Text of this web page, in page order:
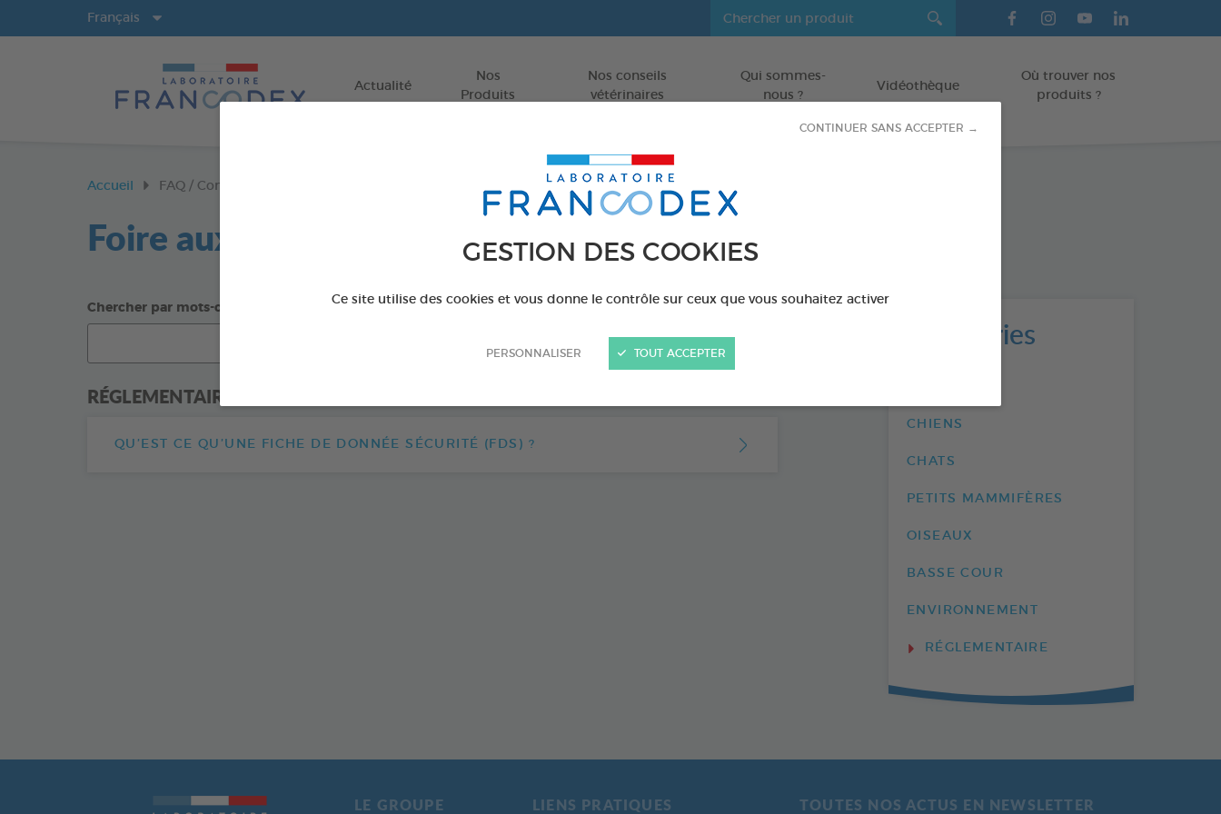
GESTION DES COOKIES
Ce site utilise des cookies et vous donne le contrôle sur ceux que vous souhaitez activer
PERSONNALISER
CONTINUER SANS ACCEPTER →
TOUT ACCEPTER
Aller au contenu
Actualité
Nos
Produits
Nos conseils
vétérinaires
Qui sommes-
nous ?
Vidéothèque
Où trouver nos
produits ?
Français
Accueil FAQ / Contact
Foire aux questions
Chercher par mots-clés
RÉGLEMENTAIRE
QU’EST CE QU’UNE FICHE DE DONNÉE SÉCURITÉ (FDS) ?
Catégories
CHIENS
CHATS
PETITS MAMMIFÈRES
OISEAUX
BASSE COUR
ENVIRONNEMENT
RÉGLEMENTAIRE
LE GROUPE LIENS PRATIQUES TOUTES NOS ACTUS EN NEWSLETTER